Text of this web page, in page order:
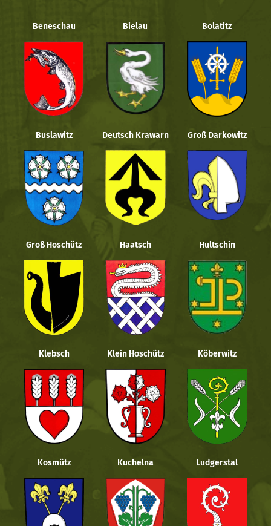
Beneschau Bielau Bolatitz
Buslawitz Deutsch Krawarn Groß Darkowitz
Groß Hoschütz Haatsch Hultschin
Klebsch Klein Hoschütz Köberwitz
Kosmütz Kuchelna Ludgerstal